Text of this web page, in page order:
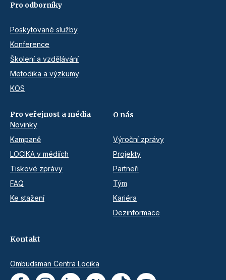
Pro odborníky
Poskytované služby
Konference
Školení a vzdělávání
Metodika a výzkumy
KOS
Pro veřejnost a média
Novinky
Kampaně
LOCIKA v médiích
Tiskové zprávy
FAQ
Ke stažení
O nás
Výroční zprávy
Projekty
Partneři
Tým
Kariéra
Dezinformace
Kontakt
Ombudsman Centra Locika